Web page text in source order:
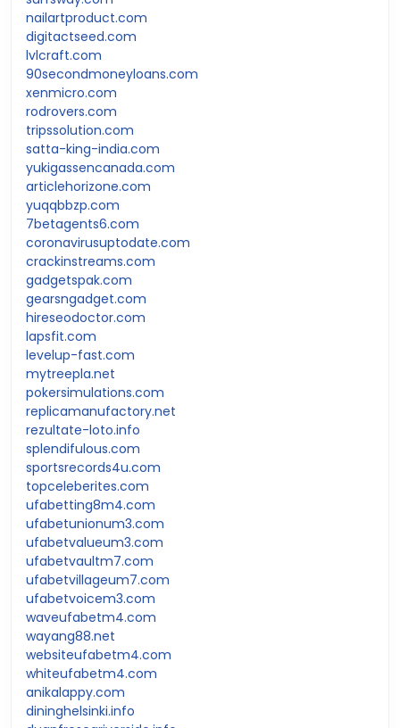
nailartproduct.com
digitactseed.com
lvlcraft.com
90secondmoneyloans.com
xenmicro.com
rodrovers.com
tripssolution.com
satta-king-india.com
yukigassencanada.com
articlehorizone.com
yuqqbbzp.com
7betagents6.com
coronavirusuptodate.com
crackinstreams.com
gadgetspak.com
gearsngadget.com
hireseodoctor.com
lapsfit.com
levelup-fast.com
mytreepla.net
pokersimulations.com
replicamanufactory.net
rezultate-loto.info
splendifulous.com
sportsrecords4u.com
topceleberites.com
ufabetting8m4.com
ufabetunionum3.com
ufabetvalueum3.com
ufabetvaultm7.com
ufabetvillageum7.com
ufabetvoicem3.com
waveufabetm4.com
wayang88.net
websiteufabetm4.com
whiteufabetm4.com
anikalappy.com
dininghelsinki.info